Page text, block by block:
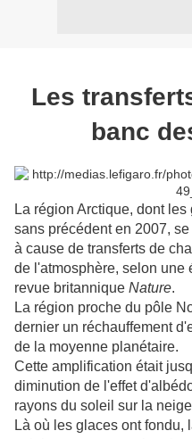
Les
banc
La région Arctique, dont
sans précédent en 2007,
à cause de transferts de
de l'atmosphère, selon une
revue britannique Nature.
La région proche du pôle
dernier un réchauffement
de la moyenne planétaire.
Cette amplification était
diminution de l'effet
rayons du soleil sur la
Là où les glaces ont fondu,